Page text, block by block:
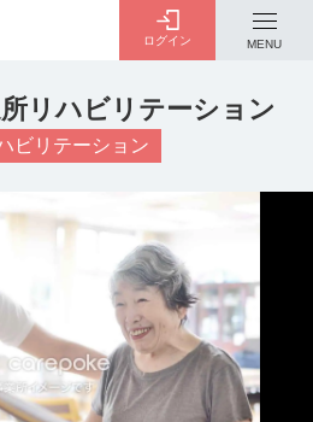
ログイン MENU
ログイン
全ての記事
リハビリテーション
ビリテーション